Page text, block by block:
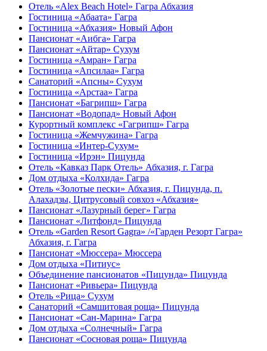
Отель «Alex Beach Hotel» Гагра Абхазия
Гостиница «Абаата» Гагра
Гостиница «Абхазия» Новый Афон
Пансионат «Аибга» Гагра
Пансионат «Айтар» Сухум
Гостиница «Амран» Гагра
Гостиница «Апсилаа» Гагра
Санаторий «Апсны» Сухум
Гостиница «Арстаа» Гагра
Пансионат «Багрипш» Гагра
Пансионат «Водопад» Новый Афон
Курортный комплекс «Гагрипш» Гагра
Гостиница «Жемчужина» Гагра
Гостиница «Интер-Сухум»
Гостиница «Ирэн» Пицунда
Отель «Кавказ Парк Отель» Абхазия, г. Гагра
Дом отдыха «Колхида» Гагра
Отель «Золотые пески» Абхазия, г. Пицунда, п.
Алахадзы, Цитрусовый совхоз «Абхазия»
Пансионат «Лазурный берег» Гагра
Пансионат «Литфонд» Пицунда
Отель «Garden Resort Gagra» /«Гарден Резорт Гагра»
Абхазия, г. Гагра
Пансионат «Мюссера» Мюссера
Дом отдыха «Питиус»
Объединение пансионатов «Пицунда» Пицунда
Пансионат «Ривьера» Пицунда
Отель «Рица» Сухум
Санаторий «Самшитовая роща» Пицунда
Пансионат «Сан-Марина» Гагра
Дом отдыха «Солнечный» Гагра
Пансионат «Сосновая роща» Пицунда